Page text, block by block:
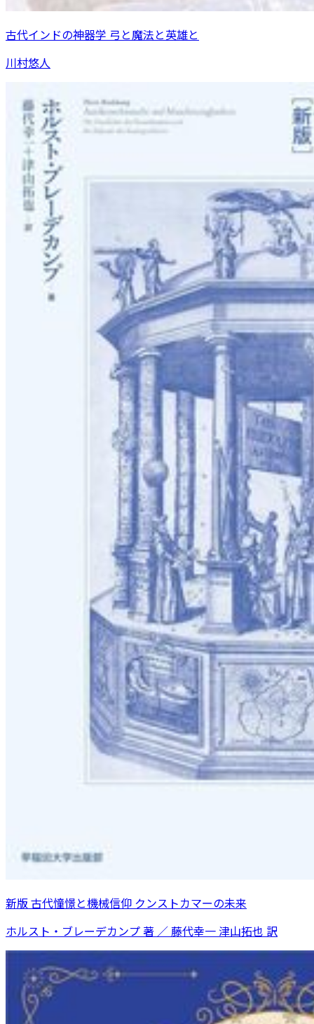
古代インドの神器学 弓と魔法と英雄と
川村悠人
新版 古代憧憬と機械信仰 クンストカマーの未来
ホルスト・ブレーデカンプ 著 ／ 藤代幸一 津山拓也 訳